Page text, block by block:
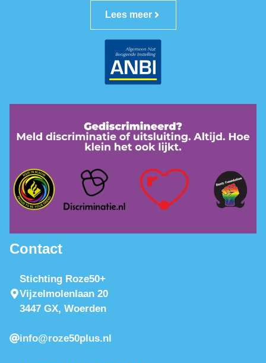
Lees meer
Contact
Stichting Roze50+
Vijzelmolenlaan 20
3447 GX, Woerden
info@roze50plus.nl